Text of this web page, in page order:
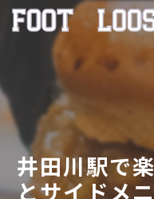
井田川駅で
とサイドメ